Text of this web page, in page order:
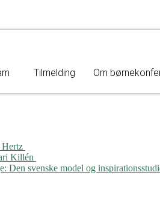
Tilmelding Om
Hertz
Killén
Den svenske model og